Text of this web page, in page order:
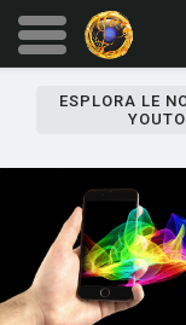
ESPLORA LE